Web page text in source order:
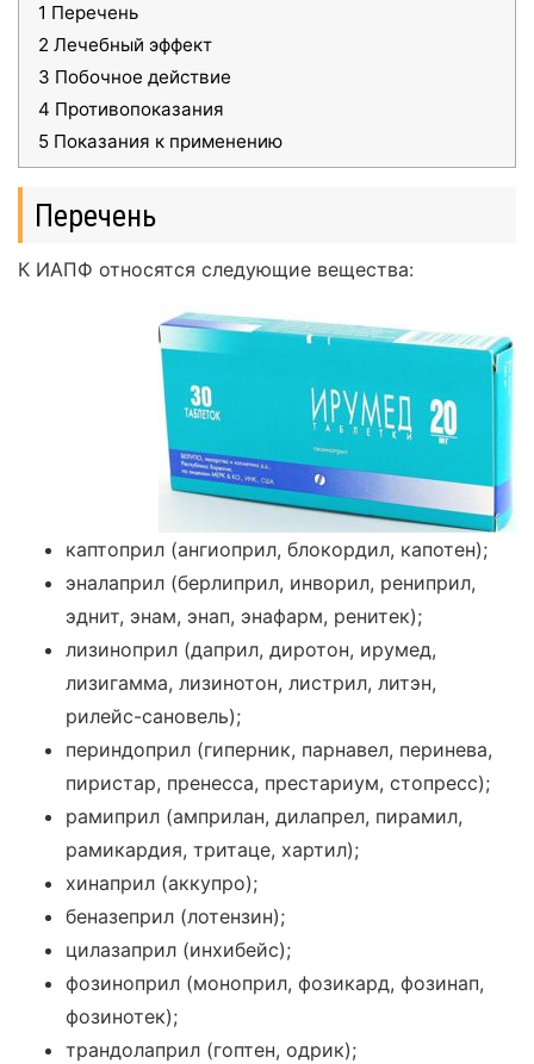
1 Перечень
2 Лечебный эффект
3 Побочное действие
4 Противопоказания
5 Показания к применению
Перечень
К ИАПФ относятся следующие вещества:
каптоприл (ангиоприл, блокордил, капотен);
эналаприл (берлиприл, инворил, рениприл,
эднит, энам, энап, энафарм, ренитек);
лизиноприл (даприл, диротон, ирумед,
лизигамма, лизинотон, листрил, литэн,
рилейс-сановель);
периндоприл (гиперник, парнавел, перинева,
пиристар, пренесса, престариум, стопресс);
рамиприл (амприлан, дилапрел, пирамил,
рамикардия, тритаце, хартил);
хинаприл (аккупро);
беназеприл (лотензин);
цилазаприл (инхибейс);
фозиноприл (моноприл, фозикард, фозинап,
фозинотек);
трандолаприл (гоптен, одрик);